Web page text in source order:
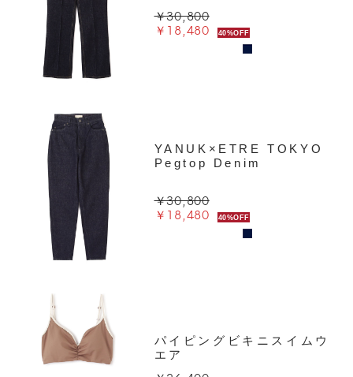
￥30,800
￥18,480 40%OFF
YANUK×ETRE TOKYO
Pegtop Denim
￥30,800
￥18,480 40%OFF
パイピングビキニスイムウ
エア